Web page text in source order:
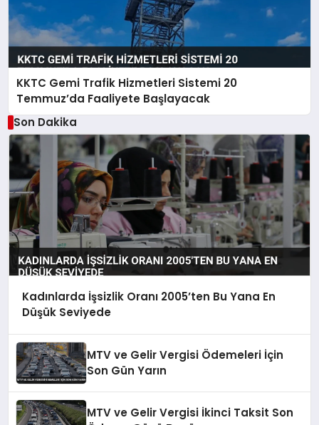
KKTC Gemi Trafik Hizmetleri Sistemi 20
Temmuz’da Faaliyete Başlayacak
Son Dakika
Kadınlarda İşsizlik Oranı 2005’ten Bu Yana En
Düşük Seviyede
MTV ve Gelir Vergisi Ödemeleri İçin
Son Gün Yarın
MTV ve Gelir Vergisi İkinci Taksit Son